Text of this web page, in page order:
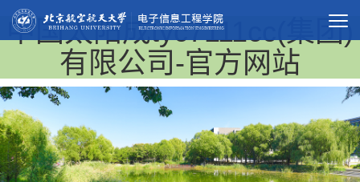
中国太阳成tyc7111cc(集团)
有限公司-官方网站